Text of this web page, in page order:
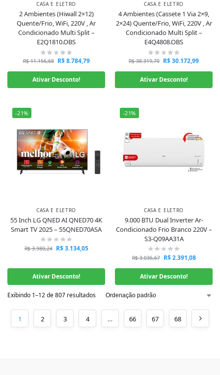
CASA E ELETRO
2 Ambientes (Hiwall 2×12)
Quente/Frio, WiFi, 220V , Ar
Condicionado Multi Split –
E2Q1810.OBS
R$11.156,68 R$8.784,79
Ativar Desconto!
CASA E ELETRO
4 Ambientes (Cassete 1 Via 2×9,
2×24) Quente/Frio, WiFi, 220V , Ar
Condicionado Multi Split –
E4Q4808.OBS
R$38.319,70 R$30.172,99
Ativar Desconto!
-21%
CASA E ELETRO
55 Inch LG QNED AI QNED70 4K
Smart TV 2025 – 55QNED70ASA
R$3.980,24 R$3.134,05
Ativar Desconto!
-21%
CASA E ELETRO
9.000 BTU Dual Inverter Ar-
Condicionado Frio Branco 220V –
S3-Q09AA31A
R$3.036,67 R$2.391,08
Ativar Desconto!
Exibindo 1–12 de 807 resultados
1 2 3 4 … 66 67 68